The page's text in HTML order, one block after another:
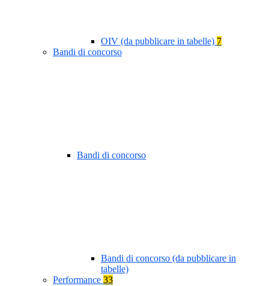
OIV (da pubblicare in tabelle) 7
Bandi di concorso
Bandi di concorso
Bandi di concorso (da pubblicare in
tabelle)
Performance 33